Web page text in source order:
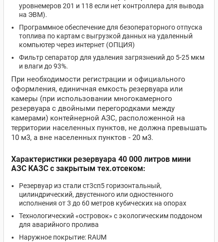
уровнемеров 201 и 118 если нет контроллера для вывода
на ЭВМ).
Программное обеспечение для безоператорного отпуска
топлива по картам с выгрузкой данных на удаленный
компьютер через интернет (ОПЦИЯ)
Фильтр сепаратор для удаления загрязнений до 5-25 мкм
и влаги до 93%.
При необходимости регистрации и официального
оформления, единичная емкость резервуара или
камеры (при использовании многокамерного
резервуара с двойными перегородками между
камерами) контейнерной АЗС, расположенной на
территории населенных пунктов, не должна превышать
10 м3, а вне населенных пунктов - 20 м3.
Характеристики резервуара 40 000 литров мини
АЗС КАЗС с закрытым тех.отсеком:
Резервуар из стали ст3сп5 горизонтальный,
цилиндрический, двустенного или одностенного
исполнения от 3 до 60 метров кубических на опорах
Технологический «островок» с экологическим поддоном
для аварийного пролива
Наружное покрытие: RAUM